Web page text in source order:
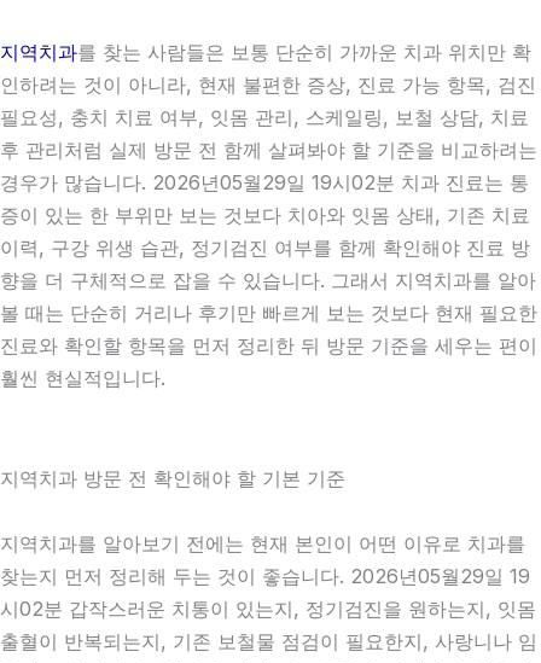
지역치과를 찾는 사람들은 보통 단순히 가까운 치과 위치만 확
인하려는 것이 아니라, 현재 불편한 증상, 진료 가능 항목, 검진
필요성, 충치 치료 여부, 잇몸 관리, 스케일링, 보철 상담, 치료
후 관리처럼 실제 방문 전 함께 살펴봐야 할 기준을 비교하려는
경우가 많습니다. 2026년05월29일 19시02분 치과 진료는 통
증이 있는 한 부위만 보는 것보다 치아와 잇몸 상태, 기존 치료
이력, 구강 위생 습관, 정기검진 여부를 함께 확인해야 진료 방
향을 더 구체적으로 잡을 수 있습니다. 그래서 지역치과를 알아
볼 때는 단순히 거리나 후기만 빠르게 보는 것보다 현재 필요한
진료와 확인할 항목을 먼저 정리한 뒤 방문 기준을 세우는 편이
훨씬 현실적입니다.
지역치과 방문 전 확인해야 할 기본 기준
지역치과를 알아보기 전에는 현재 본인이 어떤 이유로 치과를
찾는지 먼저 정리해 두는 것이 좋습니다. 2026년05월29일 19
시02분 갑작스러운 치통이 있는지, 정기검진을 원하는지, 잇몸
출혈이 반복되는지, 기존 보철물 점검이 필요한지, 사랑니나 임